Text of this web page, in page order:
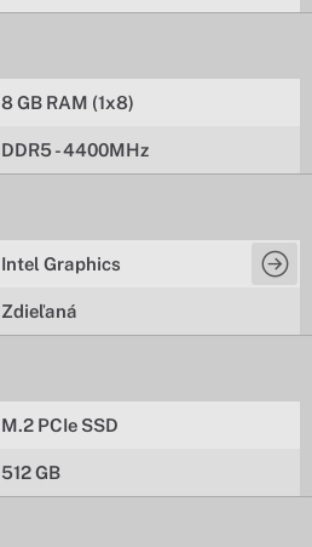
8 GB RAM (1x8)
DDR5 - 4400MHz
Intel Graphics
Zdieľaná
M.2 PCIe SSD
512 GB